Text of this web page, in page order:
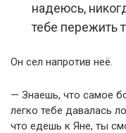
надеюсь,
тебе пережить
Он сел напротив неё.
— Знаешь, что самое
легко тебе давалась
что едешь к Яне, ты